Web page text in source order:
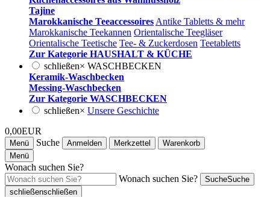
Tajine
Marokkanische Teeaccessoires Antike Tabletts & mehr
Marokkanische Teekannen Orientalische Teegläser
Orientalische Teetische Tee- & Zuckerdosen Teetabletts
Zur Kategorie HAUSHALT & KÜCHE
schließen× WASCHBECKEN
Keramik-Waschbecken
Messing-Waschbecken
Zur Kategorie WASCHBECKEN
schließen× Unsere Geschichte
0,00EUR
Menü Suche Anmelden Merkzettel
Warenkorb
Menü
Wonach suchen Sie?
Wonach suchen Sie?
SucheSuche
schließenschließen